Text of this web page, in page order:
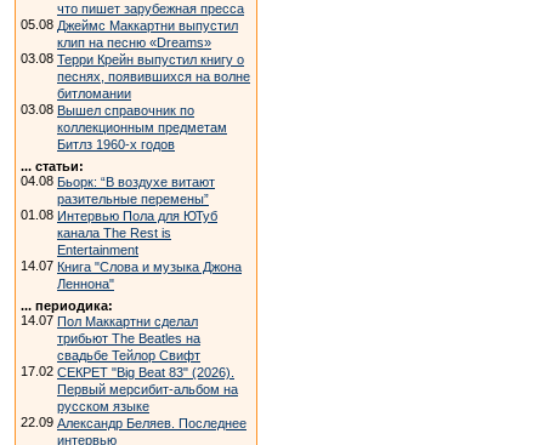
что пишет зарубежная пресса
05.08 Джеймс Маккартни выпустил
клип на песню «Dreams»
03.08 Терри Крейн выпустил книгу о
песнях, появившихся на волне
битломании
03.08 Вышел справочник по
коллекционным предметам
Битлз 1960-х годов
... статьи:
04.08 Бьорк: “В воздухе витают
разительные перемены”
01.08 Интервью Пола для ЮТуб
канала The Rest is
Entertainment
14.07 Книга "Слова и музыка Джона
Леннона"
... периодика:
14.07 Пол Маккартни сделал
трибьют The Beatles на
свадьбе Тейлор Свифт
17.02 СЕКРЕТ "Big Beat 83" (2026).
Первый мерсибит-альбом на
русском языке
22.09 Александр Беляев. Последнее
интервью